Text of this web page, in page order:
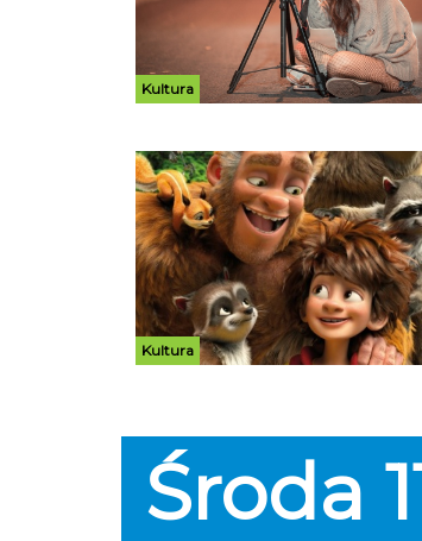
Kultura
Kultura
Środa